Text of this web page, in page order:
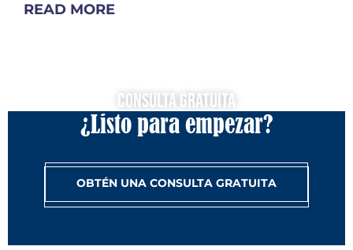
READ MORE
Consulta Gratuita
¿Listo para empezar?
OBTÉN UNA CONSULTA GRATUITA